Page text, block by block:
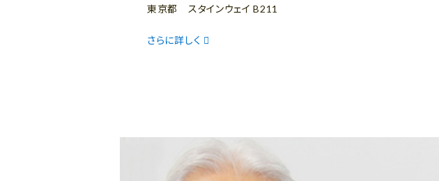
東京都 スタインウェイ B211
さらに詳しく